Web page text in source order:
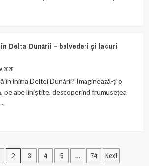
Delta Dunării – belvederi și lacuri
2025
în inima Deltei Dunării? Imaginează-ți o
pe ape liniștite, descoperind frumusețea
2 3 4 5 … 74 Next